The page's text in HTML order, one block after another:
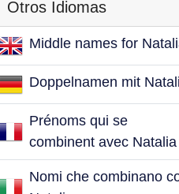
Otros Idiomas
Middle names for
Doppelnamen mit
Prénoms qui se
combinent avec Natalia
Nomi che combinano